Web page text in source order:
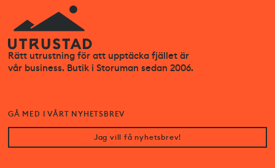
Rätt utrustning för att upptäcka fjället är
vår business. Butik i Storuman sedan 2006.
GÅ MED I VÅRT NYHETSBREV
Jag vill få nyhetsbrev!